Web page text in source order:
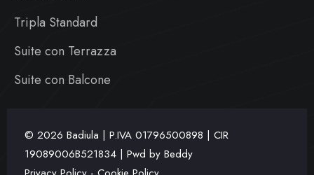
Tripla Standard
Suite con Terrazza
Suite con Balcone
© 2026 Badiula | P.IVA 01796500898 | CIR
19089006B521834 | Pwd by Beddy